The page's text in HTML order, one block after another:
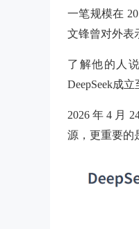
一笔规模在
文锋曾对外表
了解他的人
DeepSeek成
2026 年 4 月
源，更重要的